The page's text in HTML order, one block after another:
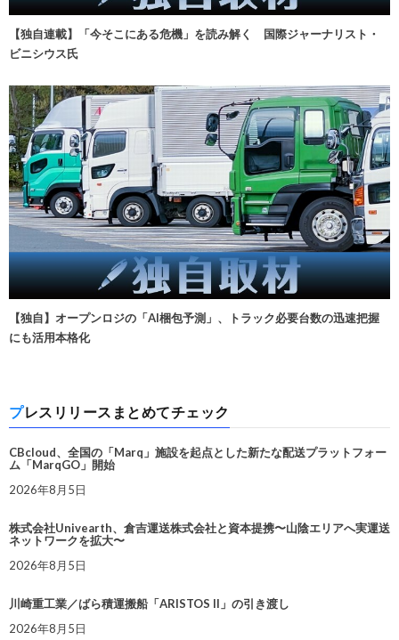
【独自連載】「今そこにある危機」を読み解く 国際ジャーナリスト・
ビニシウス氏
【独自】オープンロジの「AI梱包予測」、トラック必要台数の迅速把握
にも活用本格化
プレスリリースまとめてチェック
CBcloud、全国の「Marq」施設を起点とした新たな配送プラットフォー
ム「MarqGO」開始
2026年8月5日
株式会社Univearth、倉吉運送株式会社と資本提携〜山陰エリアへ実運送
ネットワークを拡大〜
2026年8月5日
川崎重工業／ばら積運搬船「ARISTOS II」の引き渡し
2026年8月5日